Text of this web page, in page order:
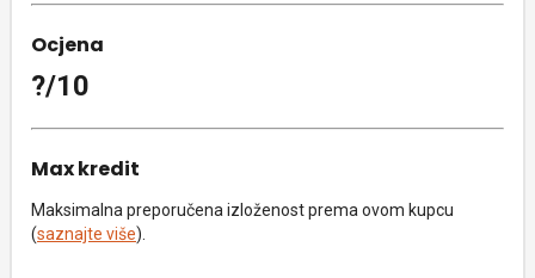
Ocjena
?/10
Max kredit
Maksimalna preporučena izloženost prema ovom kupcu
(saznajte više).